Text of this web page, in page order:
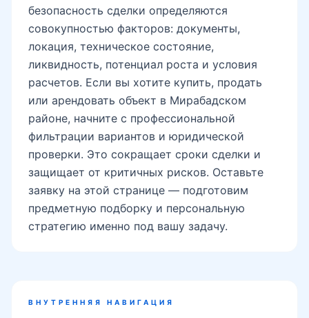
безопасность сделки определяются
совокупностью факторов: документы,
локация, техническое состояние,
ликвидность, потенциал роста и условия
расчетов. Если вы хотите купить, продать
или арендовать объект в Мирабадском
районе, начните с профессиональной
фильтрации вариантов и юридической
проверки. Это сокращает сроки сделки и
защищает от критичных рисков. Оставьте
заявку на этой странице — подготовим
предметную подборку и персональную
стратегию именно под вашу задачу.
ВНУТРЕННЯЯ НАВИГАЦИЯ